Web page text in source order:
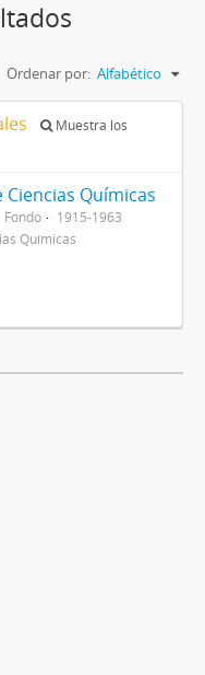
Ordenar por: Alfabético
Muestra los
Ciencias Químicas
Fondo
1915-1963
Químicas